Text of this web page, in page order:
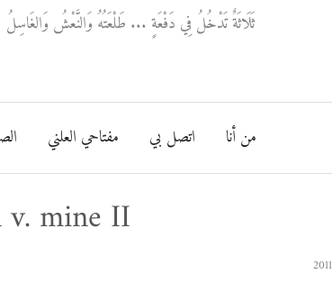
ثَلَاثَةٌ تَدْخُلُ فِي دَفْعَةٍ ... طَلْعَتُهُ وَالنَّعْشُ وَالغَاسِلُ
من أنا اتصل بي مفتاحي العلني
v. mine II